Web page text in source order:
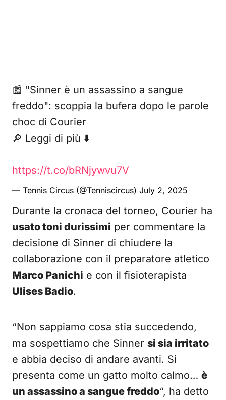
📰 "Sinner è un assassino a sangue
freddo": scoppia la bufera dopo le parole
choc di Courier
🔎 Leggi di più ⬇️
https://t.co/bRNjywvu7V
— Tennis Circus (@Tenniscircus) July 2, 2025
Durante la cronaca del torneo, Courier ha
usato toni durissimi per commentare la
decisione di Sinner di chiudere la
collaborazione con il preparatore atletico
Marco Panichi e con il fisioterapista
Ulises Badio.
“Non sappiamo cosa stia succedendo,
ma sospettiamo che Sinner si sia irritato
e abbia deciso di andare avanti. Si
presenta come un gatto molto calmo… è
un assassino a sangue freddo“, ha detto